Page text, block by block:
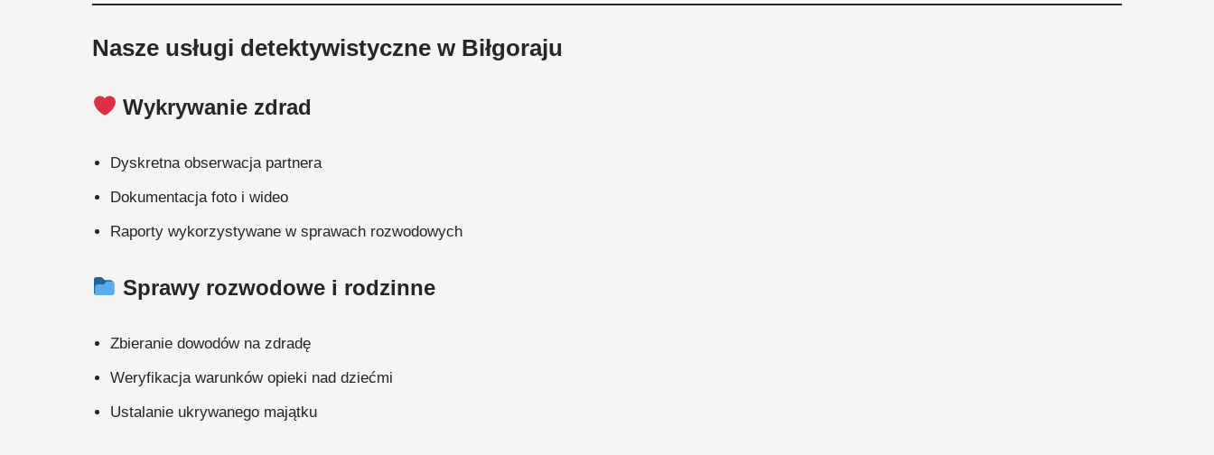
Nasze usługi detektywistyczne w Biłgoraju
Wykrywanie zdrad
Dyskretna obserwacja partnera
Dokumentacja foto i wideo
Raporty wykorzystywane w sprawach rozwodowych
Sprawy rozwodowe i rodzinne
Zbieranie dowodów na zdradę
Weryfikacja warunków opieki nad dziećmi
Ustalanie ukrywanego majątku